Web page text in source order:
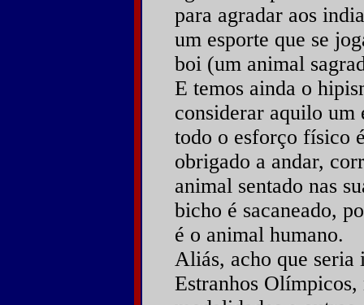
para agradar aos
um esporte que se
boi (um animal
E temos ainda o
considerar aquilo
todo o esforço físico
obrigado a andar,
animal sentado nas
bicho é sacaneado,
é o animal humano.
Aliás, acho que seria
Estranhos Olímpicos,